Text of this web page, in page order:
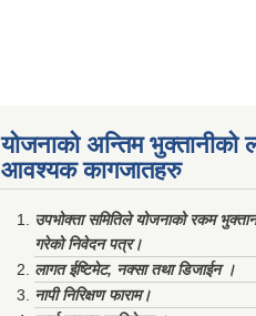
योजनाको अन्तिम भुक्तानीको
आवश्यक कागजातहरु
उपभोक्ता समितिले योजनाको रकम
गरेको निवेदन पत्र।
लागत ईष्टिमेट, नक्सा तथा डिजाईन ।
नापी निरिक्षण फाराम।